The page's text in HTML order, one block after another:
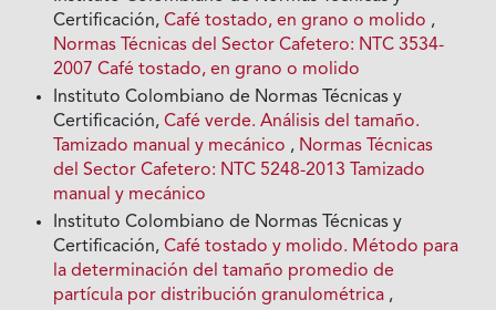
Certificación,Café tostado, en grano o molido ,
Normas Técnicas del Sector Cafetero: NTC 3534-
2007 Café tostado, en grano o molido
Instituto Colombiano de Normas Técnicas y
Certificación,Café verde. Análisis del tamaño.
Tamizado manual y mecánico , Normas Técnicas
del Sector Cafetero: NTC 5248-2013 Tamizado
manual y mecánico
Instituto Colombiano de Normas Técnicas y
Certificación,Café tostado y molido. Método para
la determinación del tamaño promedio de
partícula por distribución granulométrica ,